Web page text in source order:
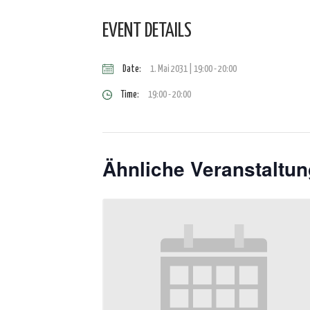
EVENT DETAILS
Date: 1. Mai 2031 | 19:00-20:00
Time: 19:00 - 20:00
Ähnliche